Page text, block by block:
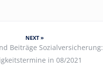
NEXT »
Beiträge Sozialversicherung:
in 08/2021